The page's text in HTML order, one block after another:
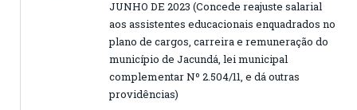
JUNHO DE 2023 (Concede reajuste salarial
aos assistentes educacionais enquadrados no
plano de cargos, carreira e remuneração do
município de Jacundá, lei municipal
complementar Nº 2.504/11, e dá outras
providências)